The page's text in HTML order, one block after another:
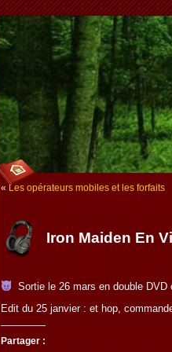
« Les opérateurs mobiles et les forfaits
Iron Maiden En
Sortie le 26 mars en double DVD
Edit du 25 janvier : et hop,
Partager :